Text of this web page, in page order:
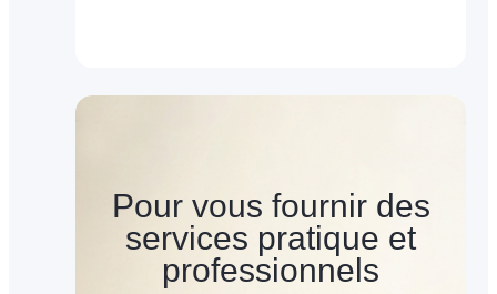
Pour vous fournir des
services pratique et
professionnels